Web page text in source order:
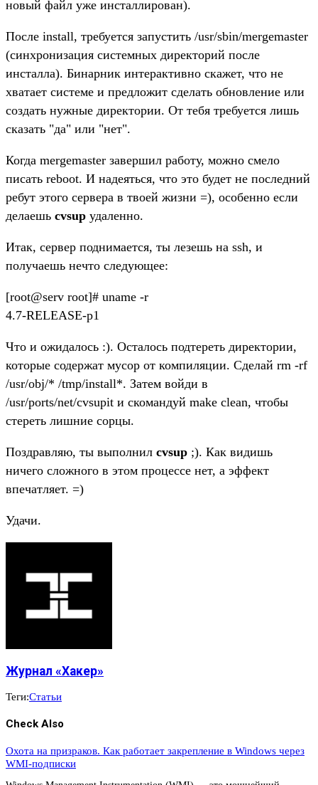
новый файл уже инсталлирован).
После install, требуется запустить /usr/sbin/mergemaster
(синхронизация системных директорий после
инсталла). Бинарник интерактивно скажет, что не
хватает системе и предложит сделать обновление или
создать нужные директории. От тебя требуется лишь
сказать "да" или "нет".
Когда mergemaster завершил работу, можно смело
писать reboot. И надеяться, что это будет не последний
ребут этого сервера в твоей жизни =), особенно если
делаешь cvsup удаленно.
Итак, сервер поднимается, ты лезешь на ssh, и
получаешь нечто следующее:
[root@serv root]# uname -r
4.7-RELEASE-p1
Что и ожидалось :). Осталось подтереть директории,
которые содержат мусор от компиляции. Сделай rm -rf
/usr/obj/* /tmp/install*. Затем войди в
/usr/ports/net/cvsupit и скомандуй make clean, чтобы
стереть лишние сорцы.
Поздравляю, ты выполнил cvsup ;). Как видишь
ничего сложного в этом процессе нет, а эффект
впечатляет. =)
Удачи.
Журнал «Хакер»
Теги:Статьи
Check Also
Охота на призраков. Как работает закрепление в Windows через
WMI-подписки